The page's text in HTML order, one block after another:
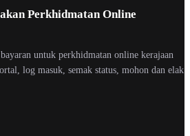
Perkhidmatan Online
untuk perkhidmatan online kerajaan
log masuk, semak status, mohon dan elak